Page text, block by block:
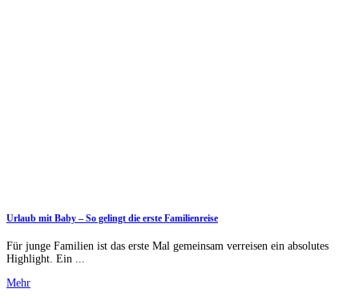
Urlaub mit Baby – So gelingt die erste Familienreise
Für junge Familien ist das erste Mal gemeinsam verreisen ein absolutes
Highlight. Ein ...
Mehr